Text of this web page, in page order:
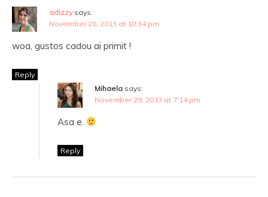
adizzy says:
November 28, 2013 at 10:34 pm
woa, gustos cadou ai primit !
Reply
Mihaela says:
November 29, 2013 at 7:14 pm
Asa e.
Reply